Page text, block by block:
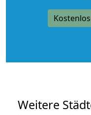
Weitere